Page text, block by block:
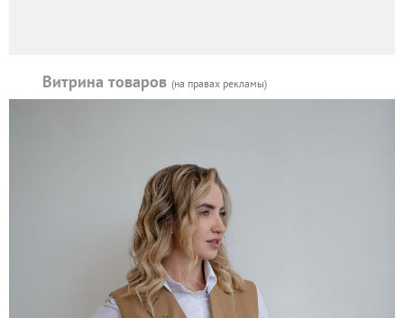
Витрина товаров (на правах рекламы)